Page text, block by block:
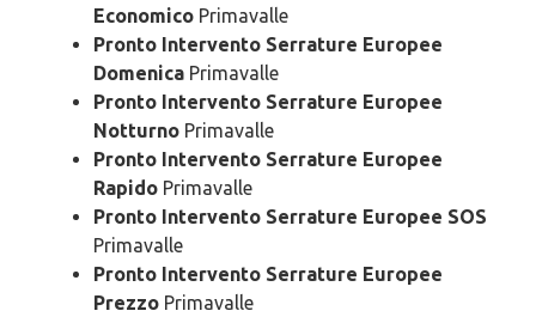
Economico Primavalle
Pronto Intervento Serrature Europee
Domenica Primavalle
Pronto Intervento Serrature Europee
Notturno Primavalle
Pronto Intervento Serrature Europee
Rapido Primavalle
Pronto Intervento Serrature Europee SOS
Primavalle
Pronto Intervento Serrature Europee
Prezzo Primavalle